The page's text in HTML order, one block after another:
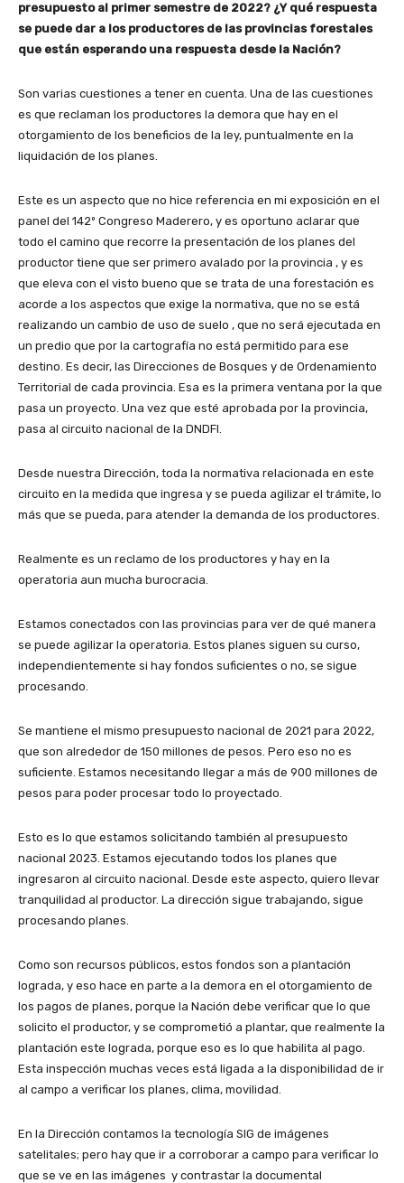
presupuesto al primer semestre de 2022? ¿Y qué respuesta
se puede dar a los productores de las provincias forestales
que están esperando una respuesta desde la Nación?
Son varias cuestiones a tener en cuenta. Una de las cuestiones
es que reclaman los productores la demora que hay en el
otorgamiento de los beneficios de la ley, puntualmente en la
liquidación de los planes.
Este es un aspecto que no hice referencia en mi exposición en el
panel del 142º Congreso Maderero, y es oportuno aclarar que
todo el camino que recorre la presentación de los planes del
productor tiene que ser primero avalado por la provincia , y es
que eleva con el visto bueno que se trata de una forestación es
acorde a los aspectos que exige la normativa, que no se está
realizando un cambio de uso de suelo , que no será ejecutada en
un predio que por la cartografía no está permitido para ese
destino. Es decir, las Direcciones de Bosques y de Ordenamiento
Territorial de cada provincia. Esa es la primera ventana por la que
pasa un proyecto. Una vez que esté aprobada por la provincia,
pasa al circuito nacional de la DNDFI.
Desde nuestra Dirección, toda la normativa relacionada en este
circuito en la medida que ingresa y se pueda agilizar el trámite, lo
más que se pueda, para atender la demanda de los productores.
Realmente es un reclamo de los productores y hay en la
operatoria aun mucha burocracia.
Estamos conectados con las provincias para ver de qué manera
se puede agilizar la operatoria. Estos planes siguen su curso,
independientemente si hay fondos suficientes o no, se sigue
procesando.
Se mantiene el mismo presupuesto nacional de 2021 para 2022,
que son alrededor de 150 millones de pesos. Pero eso no es
suficiente. Estamos necesitando llegar a más de 900 millones de
pesos para poder procesar todo lo proyectado.
Esto es lo que estamos solicitando también al presupuesto
nacional 2023. Estamos ejecutando todos los planes que
ingresaron al circuito nacional. Desde este aspecto, quiero llevar
tranquilidad al productor. La dirección sigue trabajando, sigue
procesando planes.
Como son recursos públicos, estos fondos son a plantación
lograda, y eso hace en parte a la demora en el otorgamiento de
los pagos de planes, porque la Nación debe verificar que lo que
solicito el productor, y se comprometió a plantar, que realmente la
plantación este lograda, porque eso es lo que habilita al pago.
Esta inspección muchas veces está ligada a la disponibilidad de ir
al campo a verificar los planes, clima, movilidad.
En la Dirección contamos la tecnología SIG de imágenes
satelitales; pero hay que ir a corroborar a campo para verificar lo
que se ve en las imágenes y contrastar la documental